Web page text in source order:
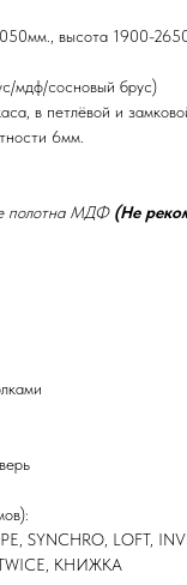
высота 1900-
мдф/сосновый брус)
в петлёвой и
6мм.
полотна МДФ (Не
SYNCHRO, LOFT,
TWICE, КНИЖКА